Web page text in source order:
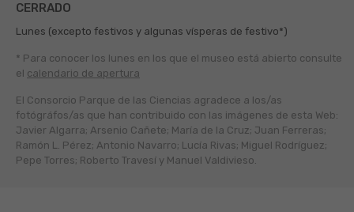
CERRADO
Lunes (excepto festivos y algunas vísperas de festivo*)
* Para conocer los lunes en los que el museo está abierto consulte
el calendario de apertura
El Consorcio Parque de las Ciencias agradece a los/as
fotógráfos/as que han contribuido con las imágenes de esta Web:
Javier Algarra; Arsenio Cañete; María de la Cruz; Juan Ferreras;
Ramón L. Pérez; Antonio Navarro; Lucía Rivas; Miguel Rodríguez;
Pepe Torres; Roberto Travesí y Manuel Valdivieso.